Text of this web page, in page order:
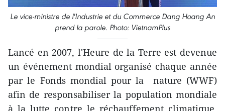
Le vice-ministre de l'Industrie et du Commerce Dang Hoang An
prend la parole. Photo: VietnamPlus
Lancé en 2007, l'Heure de la Terre est devenue
un événement mondial organisé chaque année
par le Fonds mondial pour la nature (WWF)
afin de responsabiliser la population mondiale
à la lutte contre le réchauffement climatique.